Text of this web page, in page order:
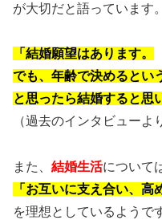
が大切だと語っています。
「結婚願望はあります。
でも、年齢で決めるとい
と思ったら結婚すると思
（過去のインタビューよ
また、 結婚生活について
「お互いに支え合い、高
を理想としているようで